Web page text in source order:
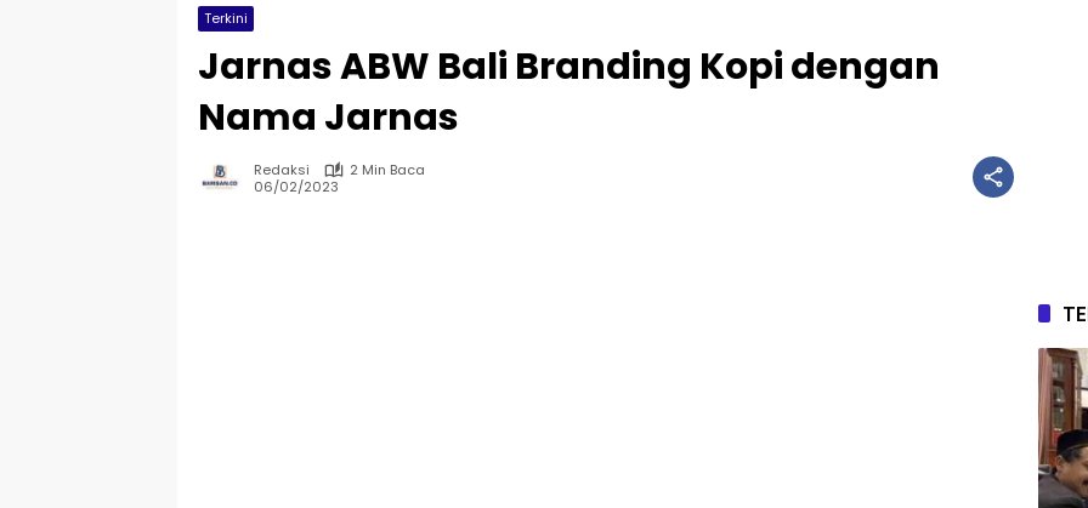
Terkini
Jarnas ABW Bali Branding Kopi dengan
Nama Jarnas
Redaksi
2 Min Baca
06/02/2023